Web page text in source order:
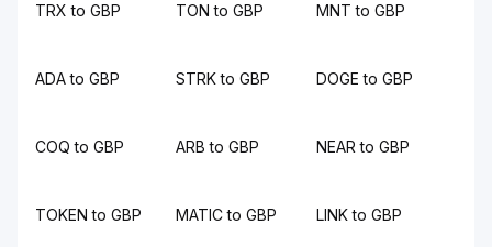
TRX to GBP TON to GBP MNT to GBP
ADA to GBP STRK to GBP DOGE to GBP
COQ to GBP ARB to GBP NEAR to GBP
TOKEN to GBP MATIC to GBP LINK to GBP